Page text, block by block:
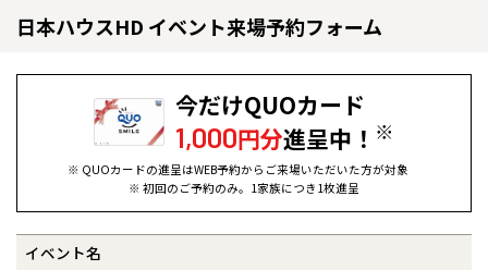
日本ハウスHD イベント来場予約フォーム
今だけQUOカード
1,000円分進呈中！ ※
※ QUOカードの進呈はWEB予約からご来場いただいた方が対象
※ 初回のご予約のみ。1家族につき1枚進呈
イベント名
全国の展示場
お近くのイベント